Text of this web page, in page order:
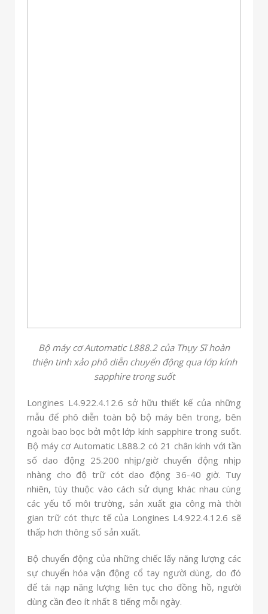
Bộ máy cơ Automatic L888.2 của Thụy Sĩ hoàn
thiện tinh xảo phô diễn chuyển động qua lớp kính
sapphire trong suốt
Longines L4.922.4.12.6 sở hữu thiết kế của những
mẫu để phô diễn toàn bộ bộ máy bên trong, bên
ngoài bao bọc bởi một lớp kính sapphire trong suốt.
Bộ máy cơ Automatic L888.2 có 21 chân kính với tần
số dao động 25.200 nhịp/giờ chuyển động nhịp
nhàng cho độ trữ cót dao động 36-40 giờ. Tuy
nhiên, tùy thuộc vào cách sử dụng khác nhau cùng
các yếu tố môi trường, sản xuất gia công mà thời
gian trữ cót thực tế của Longines L4.922.4.12.6 sẽ
thấp hơn thông số sản xuất.
Bộ chuyển động của những chiếc lấy năng lượng các
sự chuyển hóa vận động cổ tay người dùng, do đó
để tái nạp năng lượng liên tục cho đồng hồ, người
dùng cần đeo ít nhất 8 tiếng mỗi ngày.